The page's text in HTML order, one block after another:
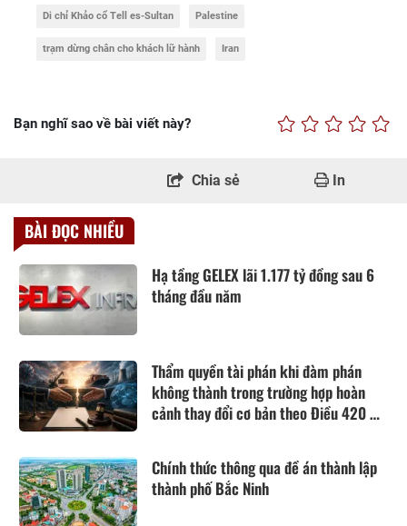
Di chỉ Khảo cổ Tell es-Sultan Palestine
trạm dừng chân cho khách lữ hành Iran
Bạn nghĩ sao về bài viết này?
Chia sẻ In
BÀI ĐỌC NHIỀU
Hạ tầng GELEX lãi 1.177 tỷ đồng sau 6
tháng đầu năm
Thẩm quyền tài phán khi đàm phán
không thành trong trường hợp hoàn
cảnh thay đổi cơ bản theo Điều 420 Bộ
Chính thức thông qua đề án thành lập
thành phố Bắc Ninh